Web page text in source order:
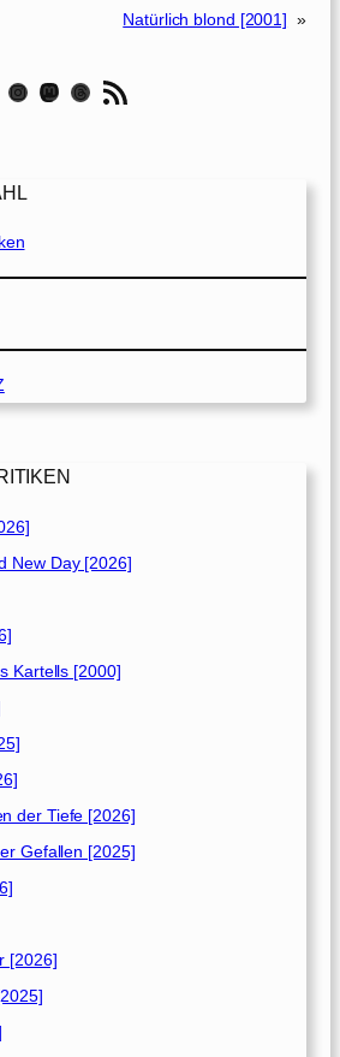
Natürlich blond [2001] »
Instagram Mastodon Threads RSS-Feed
New Day [2026]
Kartells [2000]
der Tiefe [2026]
Gefallen [2025]
[2026]